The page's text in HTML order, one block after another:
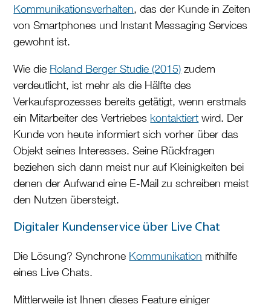
Kommunikationsverhalten, das der Kunde in Zeiten
von Smartphones und Instant Messaging Services
gewohnt ist.
Wie die Roland Berger Studie (2015) zudem
verdeutlicht, ist mehr als die Hälfte des
Verkaufsprozesses bereits getätigt, wenn erstmals
ein Mitarbeiter des Vertriebes kontaktiert wird. Der
Kunde von heute informiert sich vorher über das
Objekt seines Interesses. Seine Rückfragen
beziehen sich dann meist nur auf Kleinigkeiten bei
denen der Aufwand eine E-Mail zu schreiben meist
den Nutzen übersteigt.
Digitaler Kundenservice über Live Chat
Die Lösung? Synchrone Kommunikation mithilfe
eines Live Chats.
Mittlerweile ist Ihnen dieses Feature einiger